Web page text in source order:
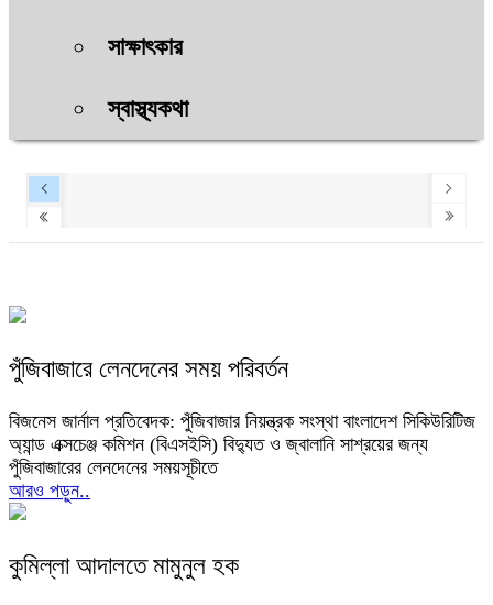
সাক্ষাৎকার
স্বাস্থ্যকথা
পুঁজিবাজারে লেনদেনের সময় পরিবর্তন
বিজনেস জার্নাল প্রতিবেদক: পুঁজিবাজার নিয়ন্ত্রক সংস্থা বাংলাদেশ সিকিউরিটিজ
অ্যান্ড এক্সচেঞ্জ কমিশন (বিএসইসি) বিদ্যুত ও জ্বালানি সাশ্রয়ের জন্য
পুঁজিবাজারের লেনদেনের সময়সূচীতে
আরও পড়ুন..
কুমিল্লা আদালতে মামুনুল হক